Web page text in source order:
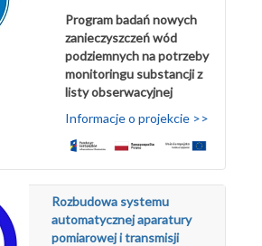
Program badań nowych
zanieczyszczeń wód
podziemnych na potrzeby
monitoringu substancji z
listy obserwacyjnej
Informacje o projekcie >>
Rozbudowa systemu
automatycznej aparatury
pomiarowej i transmisji